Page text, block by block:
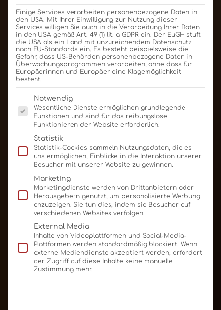
Einige Services verarbeiten personenbezogene Daten in
den USA. Mit Ihrer Einwilligung zur Nutzung dieser
Services willigen Sie auch in die Verarbeitung Ihrer Daten
in den USA gemäß Art. 49 (1) lit. a GDPR ein. Der EuGH stuft
die USA als ein Land mit unzureichendem Datenschutz
nach EU-Standards ein. Es besteht beispielsweise die
Gefahr, dass US-Behörden personenbezogene Daten in
Überwachungsprogrammen verarbeiten, ohne dass für
Europäerinnen und Europäer eine Klagemöglichkeit
besteht.
Es folgt eine Liste der Service-Gruppen, für die eine
Notwendig
Wesentliche Dienste ermöglichen grundlegende
Funktionen und sind für das reibungslose
Funktionieren der Website erforderlich.
Statistik
Statistik-Cookies sammeln Nutzungsdaten, die es
uns ermöglichen, Einblicke in die Interaktion unserer
Besucher mit unserer Website zu gewinnen.
Marketing
Marketingdienste werden von Drittanbietern oder
Herausgebern genutzt, um personalisierte Werbung
anzuzeigen. Sie tun dies, indem sie Besucher auf
verschiedenen Websites verfolgen.
External Media
Inhalte von Videoplattformen und Social-Media-
Plattformen werden standardmäßig blockiert. Wenn
externe Mediendienste akzeptiert werden, erfordert
der Zugriff auf diese Inhalte keine manuelle
Zustimmung mehr.